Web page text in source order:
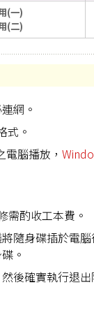
(一)
(二)
網。
式。
腦播放，
需酌收工本費。
隨身碟插於電
。
後確實執行退